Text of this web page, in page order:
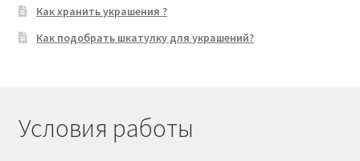
Как хранить украшения ?
Как подобрать шкатулку для украшений?
Условия работы